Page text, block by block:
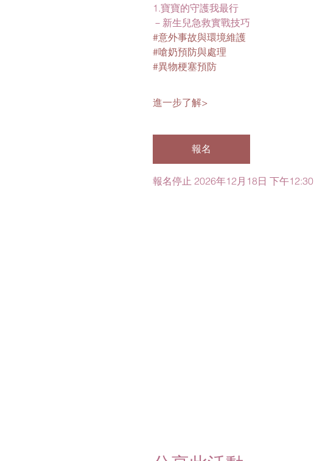
1.寶寶的守護我最行
－新生兒急救實戰技巧
#意外事故與環境維護
#嗆奶預防與處理
#異物梗塞預防
進一步了解>
報名
報名停止 2026年12月18日 下午12:30